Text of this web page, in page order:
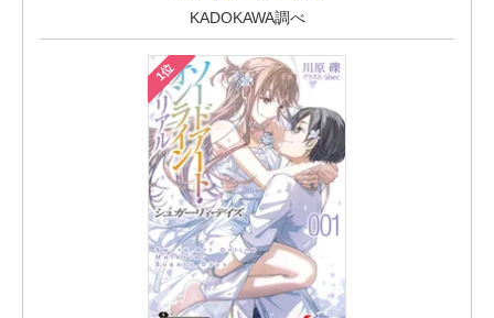
KADOKAWA調べ
1位